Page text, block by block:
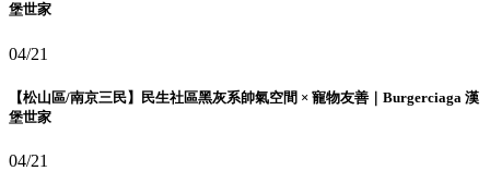
堡世家
04/21
【松山區/南京三民】民生社區黑灰系帥氣空間 × 寵物友善｜Burgerciaga 漢
堡世家
04/21